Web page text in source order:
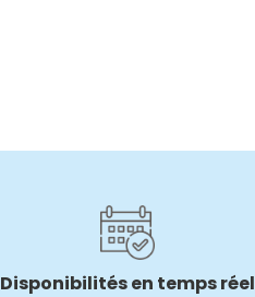
Disponibilités en temps réel